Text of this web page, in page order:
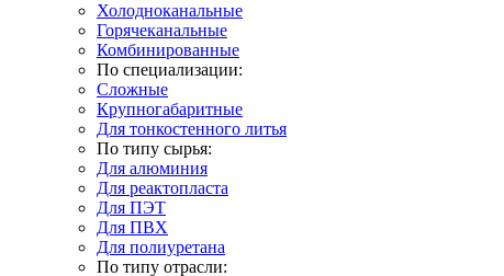
Холодноканальные
Горячеканальные
Комбинированные
По специализации:
Сложные
Крупногабаритные
Для тонкостенного литья
По типу сырья:
Для алюминия
Для реактопласта
Для ПЭТ
Для ПВХ
Для полиуретана
По типу отрасли: